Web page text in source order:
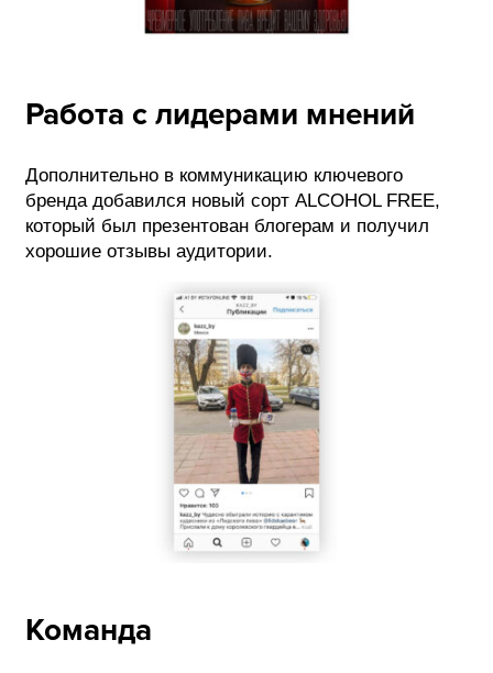
Работа с лидерами мнений
Дополнительно в коммуникацию ключевого
бренда добавился новый сорт ALCOHOL FREE,
который был презентован блогерам и получил
хорошие отзывы аудитории.
Команда